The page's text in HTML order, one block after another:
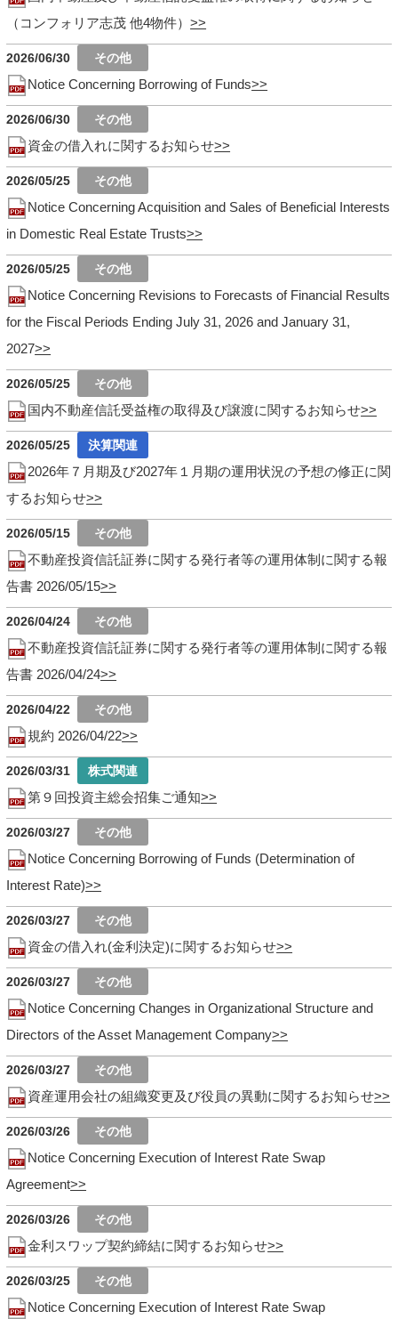
（コンフォリア志茂 他4物件）
2026/06/30
Notice Concerning Borrowing of Funds
2026/06/30
資金の借入れに関するお知らせ
2026/05/25
Notice Concerning Acquisition and Sales of Beneficial Interests
in Domestic Real Estate Trusts
2026/05/25
Notice Concerning Revisions to Forecasts of Financial Results
for the Fiscal Periods Ending July 31, 2026 and January 31,
2027
2026/05/25
国内不動産信託受益権の取得及び譲渡に関するお知らせ
2026/05/25
2026年７月期及び2027年１月期の運用状況の予想の修正に関
するお知らせ
2026/05/15
不動産投資信託証券に関する発行者等の運用体制に関する報
告書 2026/05/15
2026/04/24
不動産投資信託証券に関する発行者等の運用体制に関する報
告書 2026/04/24
2026/04/22
規約 2026/04/22
2026/03/31
第９回投資主総会招集ご通知
2026/03/27
Notice Concerning Borrowing of Funds (Determination of
Interest Rate)
2026/03/27
資金の借入れ(金利決定)に関するお知らせ
2026/03/27
Notice Concerning Changes in Organizational Structure and
Directors of the Asset Management Company
2026/03/27
資産運用会社の組織変更及び役員の異動に関するお知らせ
2026/03/26
Notice Concerning Execution of Interest Rate Swap
Agreement
2026/03/26
金利スワップ契約締結に関するお知らせ
2026/03/25
Notice Concerning Execution of Interest Rate Swap